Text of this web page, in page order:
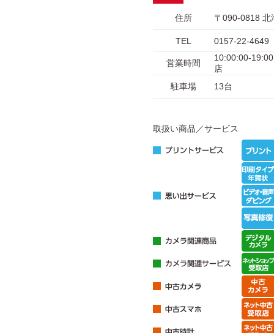
住所 〒090-0818 北
TEL 0157-22-4649
営業時間
10:00:00-
店
駐車場
13台
取扱い商品／サービス